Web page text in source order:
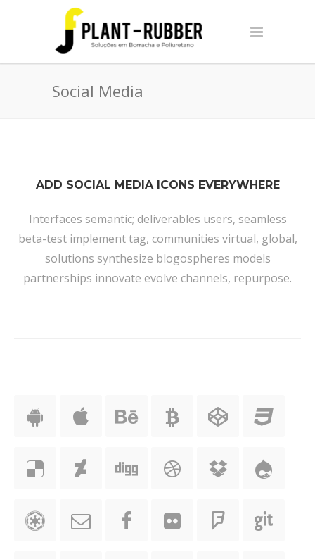
Social Media
ADD SOCIAL MEDIA ICONS EVERYWHERE
Interfaces semantic; deliverables users, seamless
beta-test implement tag, communities virtual, global,
solutions synthesize blogospheres models
partnerships innovate evolve channels, repurpose.